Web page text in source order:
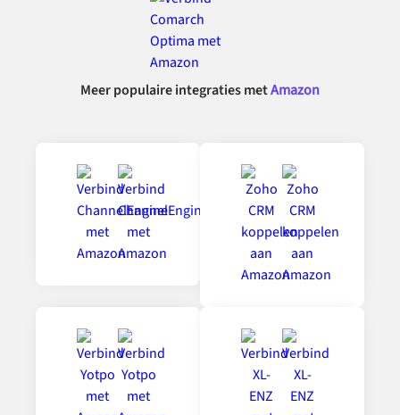
Meer populaire integraties metAmazon